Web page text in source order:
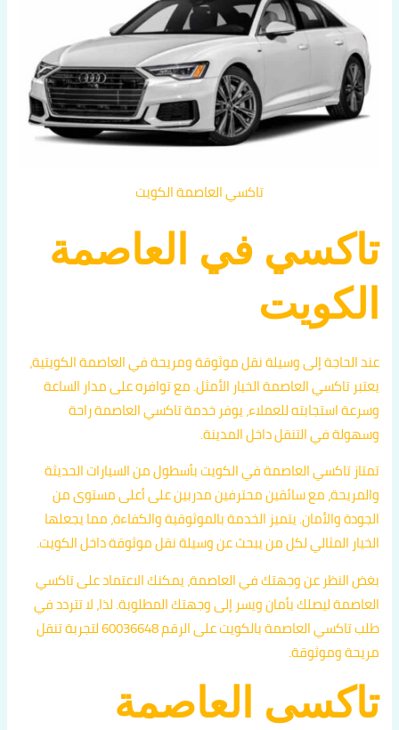
تاكسي العاصمة الكويت
تاكسي في العاصمة
الكويت
عند الحاجة إلى وسيلة نقل موثوقة ومريحة في العاصمة الكويتية،
يعتبر تاكسي العاصمة الخيار الأمثل. مع توافره على مدار الساعة
وسرعة استجابته للعملاء، يوفر خدمة تاكسي العاصمة راحة
وسهولة في التنقل داخل المدينة.
تمتاز تاكسي العاصمة في الكويت بأسطول من السيارات الحديثة
والمريحة، مع سائقين محترفين مدربين على أعلى مستوى من
الجودة والأمان. يتميز الخدمة بالموثوقية والكفاءة، مما يجعلها
الخيار المثالي لكل من يبحث عن وسيلة نقل موثوقة داخل الكويت.
بغض النظر عن وجهتك في العاصمة، يمكنك الاعتماد على تاكسي
العاصمة ليصلك بأمان ويسر إلى وجهتك المطلوبة. لذا، لا تتردد في
طلب تاكسي العاصمة بالكويت على الرقم 60036648 لتجربة تنقل
مريحة وموثوقة.
تاكسى العاصمة